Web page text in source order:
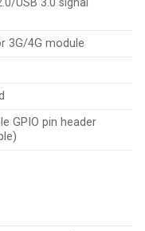
USB 3.0 signal
3G/4G module
GPIO pin header